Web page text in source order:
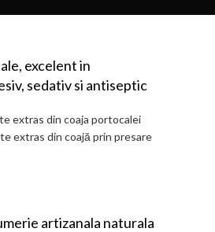
excelent in
sedativ si antiseptic
extras din coaja portocalei
extras din coajă prin presare
artizanala naturala